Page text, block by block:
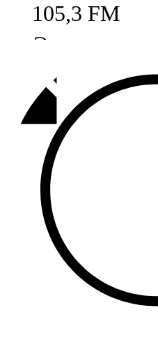
105,3 FM
Әлмәт
92,9 FM
Базарлы матак
107,1 FM
Балык бистәсе
104,9 FM
Баулы
107,5 FM
Биләр